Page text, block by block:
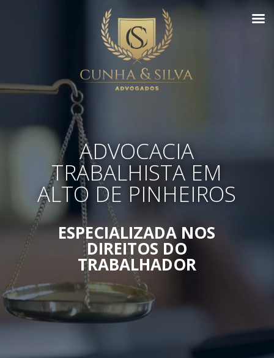
ADVOCACIA
TRABALHISTA EM
ALTO DE PINHEIROS
ESPECIALIZADA NOS
DIREITOS DO
TRABALHADOR